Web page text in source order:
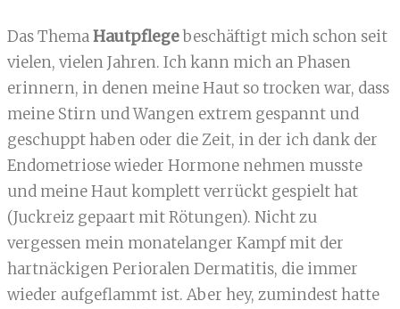
Das ThemaHautpflegebeschäftigt mich schon seit
vielen, vielen Jahren. Ich kann mich an Phasen
erinnern, in denen meine Haut so trocken war, dass
meine Stirn und Wangen extrem gespannt und
geschuppt haben oder die Zeit, in der ich dank der
Endometriose wieder Hormone nehmen musste
und meine Haut komplett verrückt gespielt hat
(Juckreiz gepaart mit Rötungen). Nicht zu
vergessen mein monatelanger Kampf mit der
hartnäckigen Perioralen Dermatitis, die immer
wieder aufgeflammt ist. Aber hey, zumindest hatte